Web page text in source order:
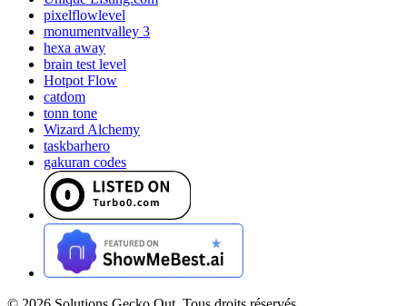
pixelflowlevel
monumentvalley 3
hexa away
brain test level
Hotpot Flow
catdom
tonn tone
Wizard Alchemy
taskbarhero
gakuran codes